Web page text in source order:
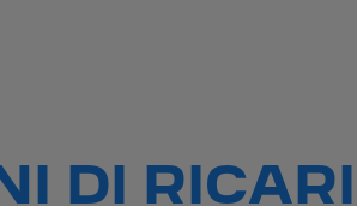
DI